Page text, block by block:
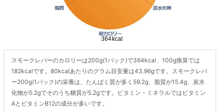
スモークレバーのカロリーは200g(1パック)で364kcal、100g換算では
182kcalです。80kcalあたりのグラム目安量は43.96gです。スモークレバ
ー200g(1パック)の栄養は、たんぱく質が多く59.2g、脂質が15.4g、炭水
化物が5.2gでそのうち糖質が5.2gです。ビタミン・ミネラルではビタミン
AとビタミンB12の成分が多いです。